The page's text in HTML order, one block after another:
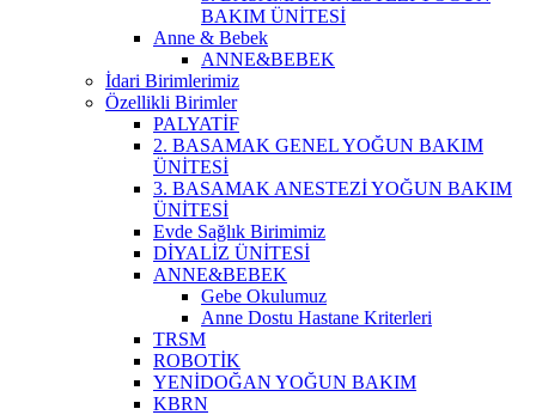
BAKIM ÜNİTESİ
Anne & Bebek
ANNE&BEBEK
İdari Birimlerimiz
Özellikli Birimler
PALYATİF
2. BASAMAK GENEL YOĞUN BAKIM
ÜNİTESİ
3. BASAMAK ANESTEZİ YOĞUN BAKIM
ÜNİTESİ
Evde Sağlık Birimimiz
DİYALİZ ÜNİTESİ
ANNE&BEBEK
Gebe Okulumuz
Anne Dostu Hastane Kriterleri
TRSM
ROBOTİK
YENİDOĞAN YOĞUN BAKIM
KBRN